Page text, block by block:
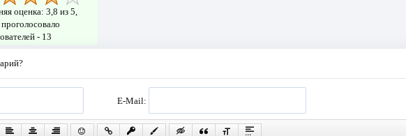
оценка:3,8 из 5,
проголосовало
- 13
E-Mail: